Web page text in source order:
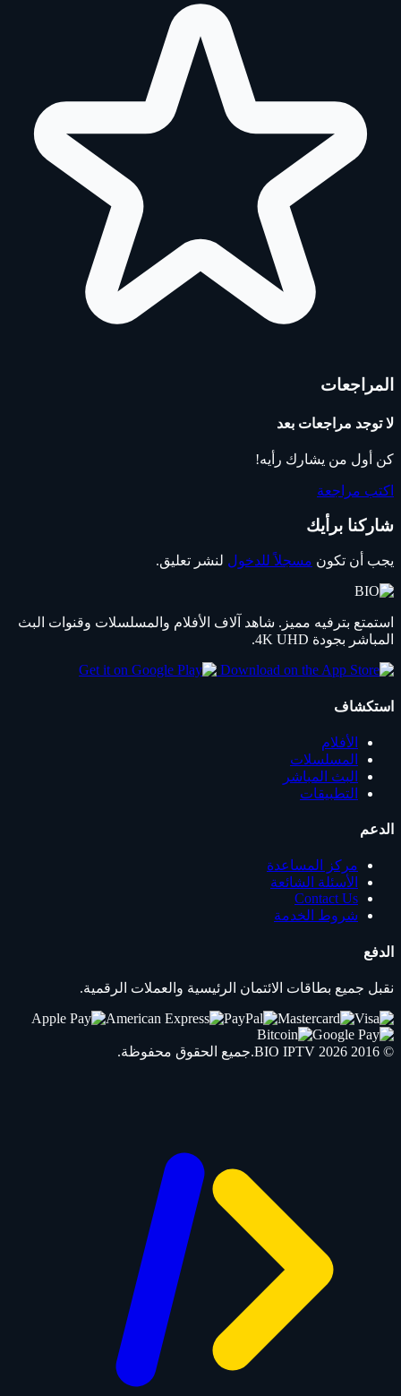
المراجعات
لا توجد مراجعات بعد
كن أول من يشارك رأيه!
اكتب مراجعة
شاركنا برأيك
يجب أن تكون مسجلاً للدخول لنشر تعليق.
استمتع بترفيه مميز. شاهد آلاف الأفلام والمسلسلات وقنوات البث
المباشر بجودة 4K UHD.
استكشاف
الأفلام
المسلسلات
البث المباشر
التطبيقات
الدعم
مركز المساعدة
الأسئلة الشائعة
Contact Us
شروط الخدمة
الدفع
نقبل جميع بطاقات الائتمان الرئيسية والعملات الرقمية.
© 2016 2026
BIO IPTV .جميع الحقوق محفوظة.